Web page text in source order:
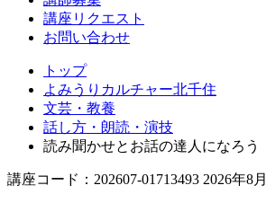
講座リクエスト
お問い合わせ
トップ
よみうりカルチャー北千住
文芸・教養
話し方・朗読・演技
読み聞かせとお話の達人になろう
講座コード：202607-01713493 2026年8